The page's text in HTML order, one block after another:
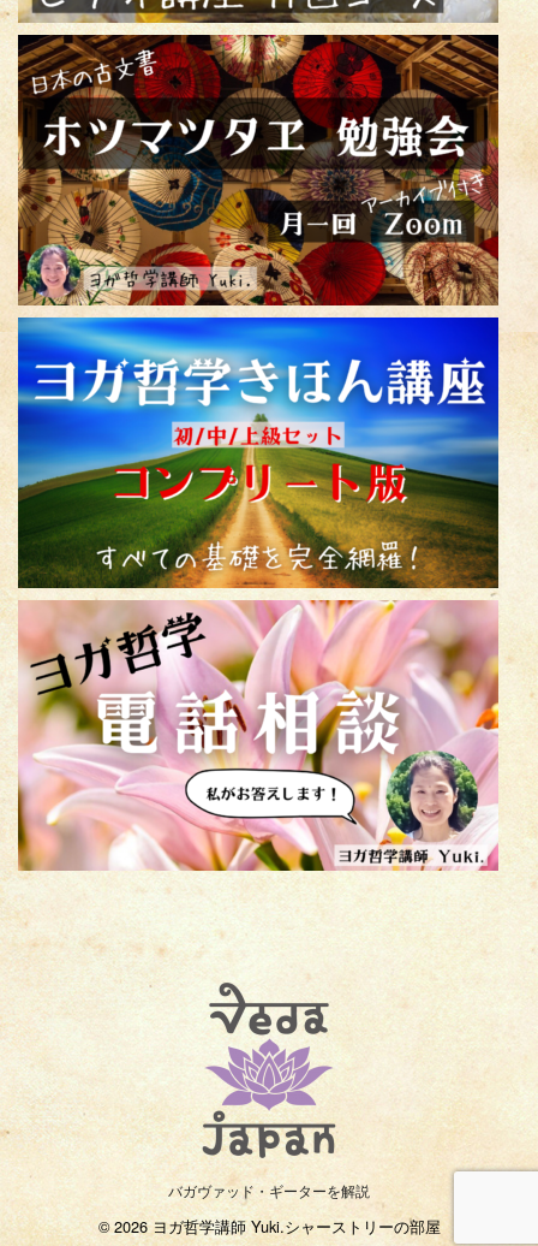
バガヴァッド・ギーターを解説
© 2026 ヨガ哲学講師 Yuki.シャーストリーの部屋